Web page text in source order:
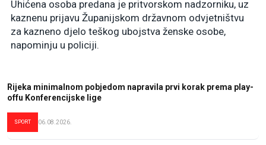
Uhićena osoba predana je pritvorskom nadzorniku, uz
kaznenu prijavu Županijskom državnom odvjetništvu
za kazneno djelo teškog ubojstva ženske osobe,
napominju u policiji.
Rijeka minimalnom pobjedom napravila prvi korak prema play-
offu Konferencijske lige
SPORT 06.08.2026.